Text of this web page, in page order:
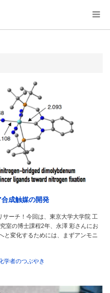
成触媒の開発
ーチ！今回は、東京大学大学院 工
室の博士課程2年、永澤 彩さんにお
と変化するためには、まずアンモニ
学者のつぶやき